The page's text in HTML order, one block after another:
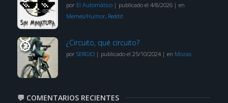
por El Automático| publicado el 4/8/2026| en
Memes/Humor, Reddit
¿Circuito, qué circuito?
por SERGIO| publicado el 25/10/2024| en Mozas
💬 COMENTARIOS RECIENTES